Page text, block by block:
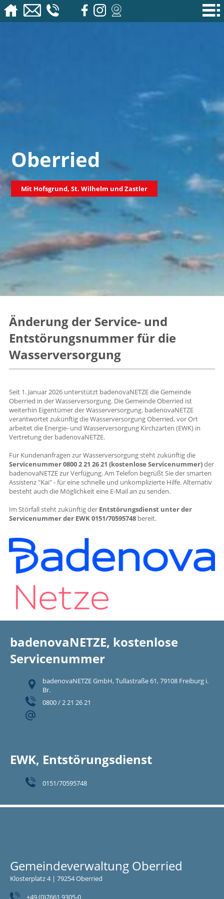
Oberried
Mit Hofsgrund, St. Wilhelm und Zastler
Änderung der Service- und
Entstörungsnummer für die
Wasserversorgung
Seit 1. Januar 2026 unterstützt badenovaNETZE die Gemeinde
Oberried in der Wasserversorgung. Die Gemeinde Oberried ist
weiterhin Eigentümer der Wasserversorgung. badenovaNETZE
verantwortet zukünftig die Wasserversorgung Oberried, vor Ort
arbeitet die Energie- und Wasserversorgung Kirchzarten (EWK) in
Vertretung der badenovaNETZE.
Für Kundenanfragen zur Wasserversorgung steht zukünftig die
Servicenummer 0800 2 21 26 21 (kostenlose Servicenummer)der
badenovaNETZE zur Verfügung. Am Telefon begrüßt Sie der smarten
Assistenz "Kai" - für eine schnelle und unkomplizierte Hilfe. Alternativ
besteht auch die Möglichkeit eine E-Mail an zu senden.
Im Störfall steht zukünftig der Entstörungsdienst unter der
Servicenummer der EWK 0151/70595748bereit.
badenovaNETZE, kostenlose
Servicenummer
badenovaNETZE GmbH, Tullastraße 61, 79108 Freiburg i.
Br.
0800 / 2 21 26 21
EWK, Entstörungsdienst
0151/70595748
Gemeindeverwaltung Oberried
Klosterplatz 4 | 79254 Oberried
+49 (0)7661 9305-0